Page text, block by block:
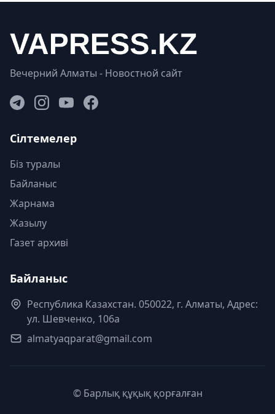
Вечерний Алматы - Новостной сайт
Сілтемелер
Біз туралы
Байланыс
Жарнама
Жазылу
Газет архиві
Байланыс
Республика Казахстан. 050022, г. Алматы, Адрес:
ул. Шевченко, 106а
almatyaqparat@gmail.com
© Барлық құқық қорғалған